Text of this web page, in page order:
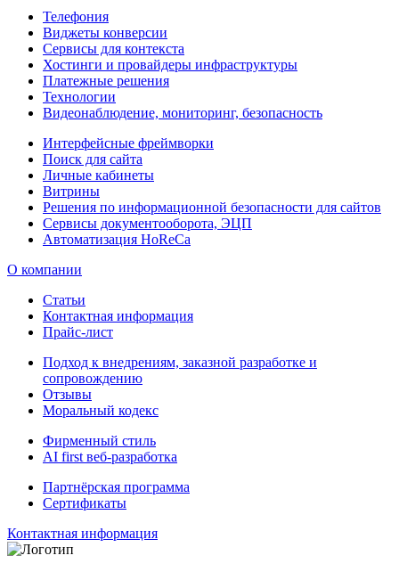
Телефония
Виджеты конверсии
Сервисы для контекста
Хостинги и провайдеры инфраструктуры
Платежные решения
Технологии
Видеонаблюдение, мониторинг, безопасность
Интерфейсные фреймворки
Поиск для сайта
Личные кабинеты
Витрины
Решения по информационной безопасности для сайтов
Сервисы документооборота, ЭЦП
Автоматизация HoReCa
О компании
Статьи
Контактная информация
Прайс-лист
Подход к внедрениям, заказной разработке и
сопровождению
Отзывы
Моральный кодекс
Фирменный стиль
AI first веб-разработка
Партнёрская программа
Сертификаты
Контактная информация